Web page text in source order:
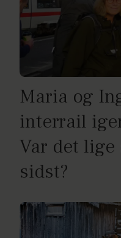
Maria og
interrail
Var det lige
sidst?